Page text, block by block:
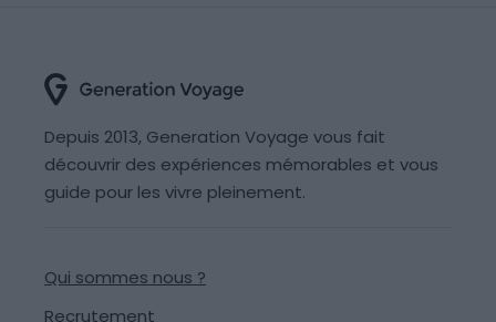
Depuis 2013, Generation Voyage vous fait
découvrir des expériences mémorables et vous
guide pour les vivre pleinement.
Qui sommes nous ?
Recrutement